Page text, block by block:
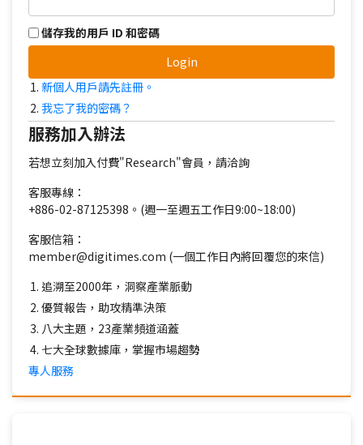
儲存我的用戶 ID 和密碼
Login
新個人用戶請先註冊。
我忘了我的密碼？
服務加入辦法
若想立刻加入付費"Research"會員，請洽詢
客服專線：
+886-02-87125398。(週一至週五工作日9:00~18:00)
客服信箱：
member@digitimes.com (一個工作日內將回覆您的來信)
追溯至2000年，洞察產業脈動
優質報告，助攻精準決策
八大主題，23產業頻道涵蓋
七大全球數據庫，掌握市場趨勢
專人服務